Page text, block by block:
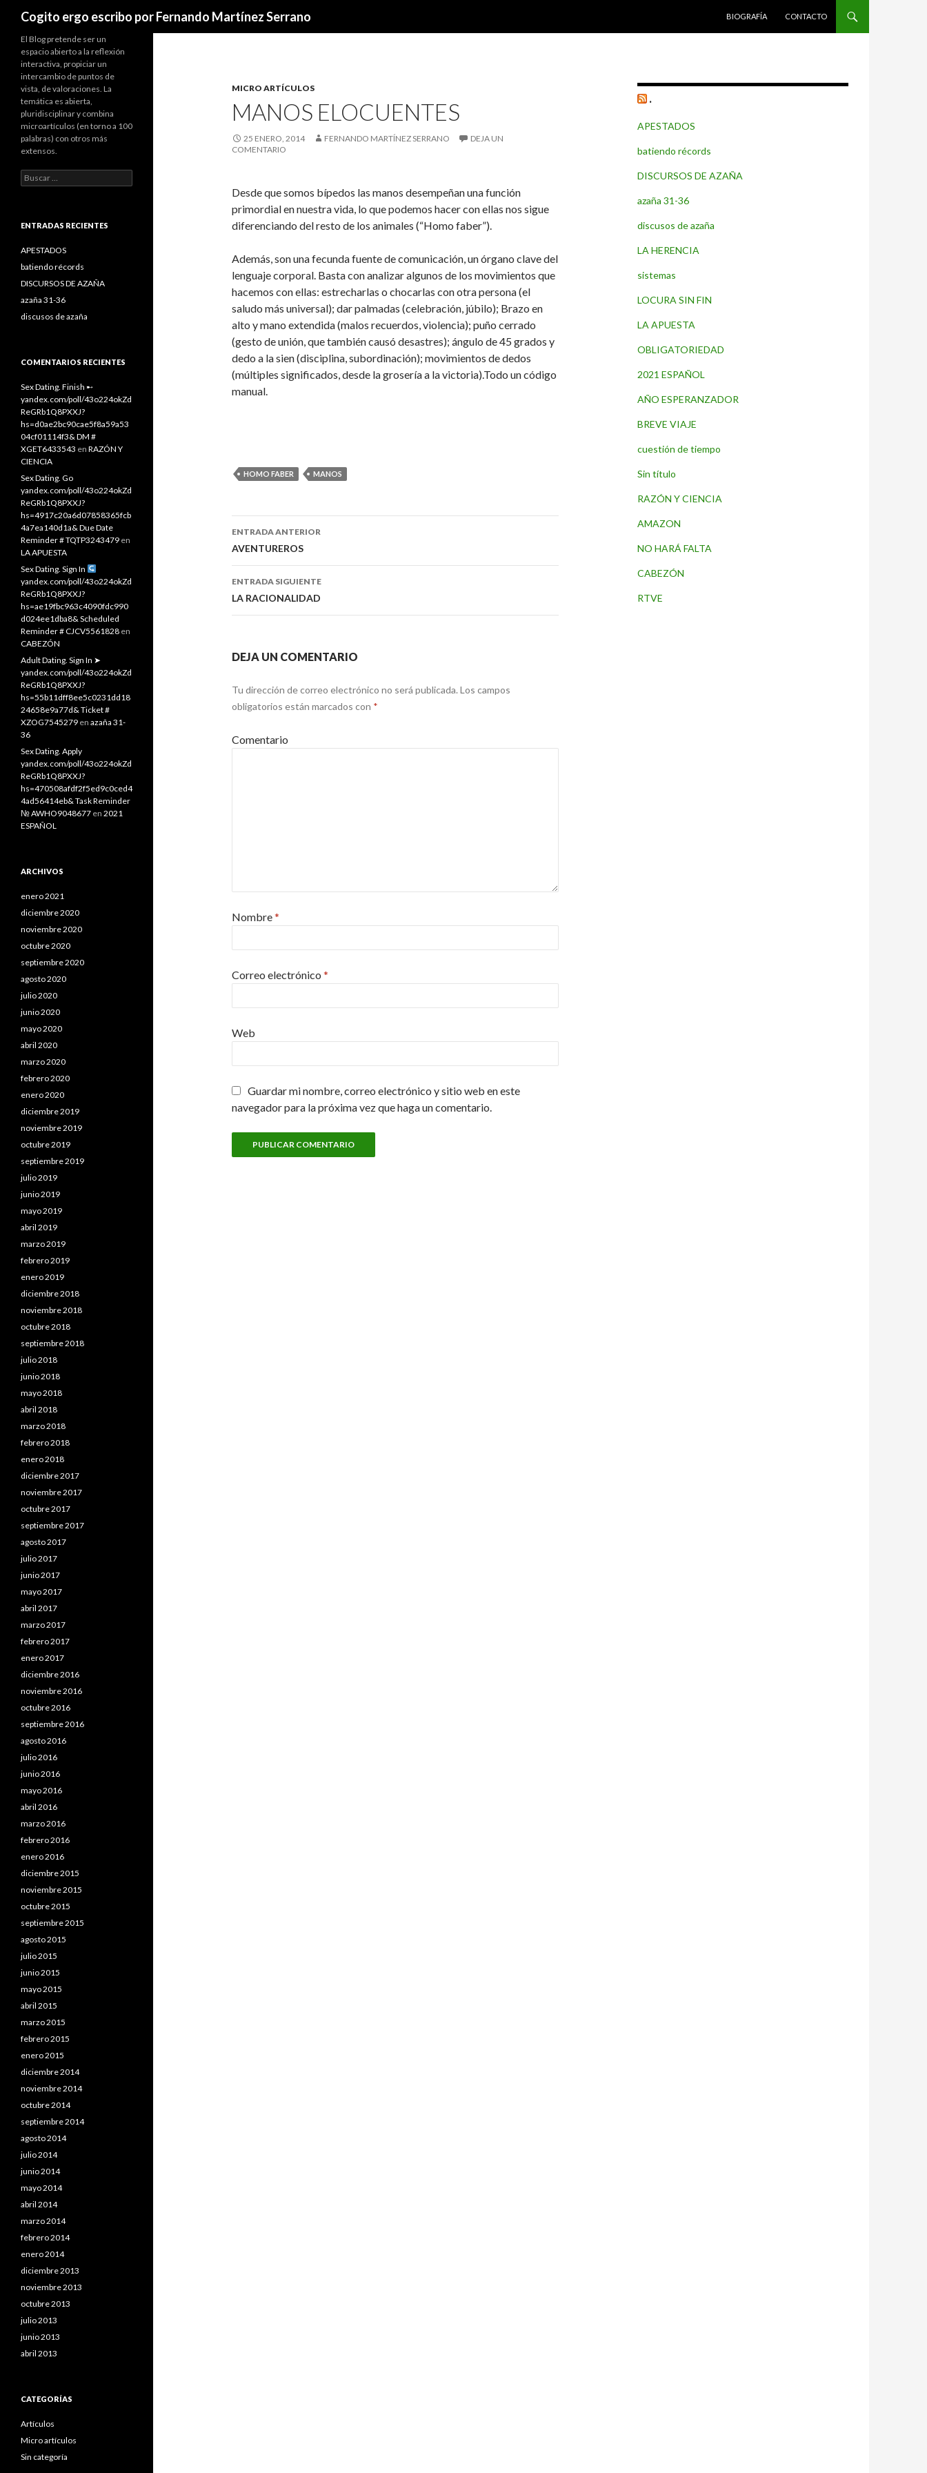
Cogito ergo escribo por Fernando Martínez Serrano
BIOGRAFÍA
CONTACTO
MICRO ARTÍCULOS
MANOS ELOCUENTES
25 ENERO, 2014 FERNANDO MARTÍNEZ SERRANO
DEJA UN
COMENTARIO
Desde que somos bípedos las manos desempeñan una función
primordial en nuestra vida, lo que podemos hacer con ellas nos sigue
diferenciando del resto de los animales (“Homo faber”).
Además, son una fecunda fuente de comunicación, un órgano clave del
lenguaje corporal. Basta con analizar algunos de los movimientos que
hacemos con ellas: estrecharlas o chocarlas con otra persona (el
saludo más universal); dar palmadas (celebración, júbilo); Brazo en
alto y mano extendida (malos recuerdos, violencia); puño cerrado
(gesto de unión, que también causó desastres); ángulo de 45 grados y
dedo a la sien (disciplina, subordinación); movimientos de dedos
(múltiples significados, desde la grosería a la victoria).Todo un código
manual.
HOMO FABER MANOS
Navegación
de
entradas
ENTRADA ANTERIOR
AVENTUREROS
ENTRADA SIGUIENTE
LA RACIONALIDAD
DEJA UN COMENTARIO
Tu dirección de correo electrónico no será publicada. Los campos
obligatorios están marcados con *
Comentario
Nombre*
Correo electrónico *
Web
Guardar mi nombre, correo electrónico y sitio web en este
navegador para la próxima vez que haga un comentario.
.
APESTADOS
batiendo récords
DISCURSOS DE AZAÑA
azaña 31-36
discusos de azaña
LA HERENCIA
sistemas
LOCURA SIN FIN
LA APUESTA
OBLIGATORIEDAD
2021 ESPAÑOL
AÑO ESPERANZADOR
BREVE VIAJE
cuestión de tiempo
Sin título
RAZÓN Y CIENCIA
AMAZON
NO HARÁ FALTA
CABEZÓN
RTVE
El Blog pretende ser un
espacio abierto a la reflexión
interactiva, propiciar un
intercambio de puntos de
vista, de valoraciones. La
temática es abierta,
pluridisciplinar y combina
microartículos (en torno a 100
palabras) con otros más
extensos.
B
u
a
:
ENTRADAS RECIENTES
APESTADOS
batiendo récords
DISCURSOS DE AZAÑA
azaña 31-36
discusos de azaña
COMENTARIOS RECIENTES
Sex Dating. Finish ➸
yandex.com/poll/43o224okZd
ReGRb1Q8PXXJ?
hs=d0ae2bc90cae5f8a59a53
04cf01114f3& DM #
XGET6433543 en RAZÓN Y
CIENCIA
Sex Dating. Go
yandex.com/poll/43o224okZd
ReGRb1Q8PXXJ?
hs=4917c20a6d07858365fcb
4a7ea140d1a& Due Date
Reminder # TQTP3243479 en
LA APUESTA
Sex Dating. Sign In
yandex.com/poll/43o224okZd
ReGRb1Q8PXXJ?
hs=ae19fbc963c4090fdc990
d024ee1dba8& Scheduled
Reminder # CJCV5561828 en
CABEZÓN
Adult Dating. Sign In ➤
yandex.com/poll/43o224okZd
ReGRb1Q8PXXJ?
hs=55b11dff8ee5c0231dd18
24658e9a77d& Ticket #
XZOG7545279 en azaña 31-
36
Sex Dating. Apply
yandex.com/poll/43o224okZd
ReGRb1Q8PXXJ?
hs=470508afdf2f5ed9c0ced4
4ad56414eb& Task Reminder
№ AWHO9048677 en 2021
ESPAÑOL
ARCHIVOS
enero 2021
diciembre 2020
noviembre 2020
octubre 2020
septiembre 2020
agosto 2020
julio 2020
junio 2020
mayo 2020
abril 2020
marzo 2020
febrero 2020
enero 2020
diciembre 2019
noviembre 2019
octubre 2019
septiembre 2019
julio 2019
junio 2019
mayo 2019
abril 2019
marzo 2019
febrero 2019
enero 2019
diciembre 2018
noviembre 2018
octubre 2018
septiembre 2018
julio 2018
junio 2018
mayo 2018
abril 2018
marzo 2018
febrero 2018
enero 2018
diciembre 2017
noviembre 2017
octubre 2017
septiembre 2017
agosto 2017
julio 2017
junio 2017
mayo 2017
abril 2017
marzo 2017
febrero 2017
enero 2017
diciembre 2016
noviembre 2016
octubre 2016
septiembre 2016
agosto 2016
julio 2016
junio 2016
mayo 2016
abril 2016
marzo 2016
febrero 2016
enero 2016
diciembre 2015
noviembre 2015
octubre 2015
septiembre 2015
agosto 2015
julio 2015
junio 2015
mayo 2015
abril 2015
marzo 2015
febrero 2015
enero 2015
diciembre 2014
noviembre 2014
octubre 2014
septiembre 2014
agosto 2014
julio 2014
junio 2014
mayo 2014
abril 2014
marzo 2014
febrero 2014
enero 2014
diciembre 2013
noviembre 2013
octubre 2013
julio 2013
junio 2013
abril 2013
CATEGORÍAS
Artículos
Micro artículos
Sin categoría